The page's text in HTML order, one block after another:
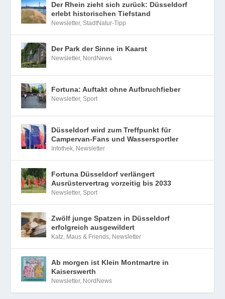
Der Rhein zieht sich zurück: Düsseldorf
erlebt historischen Tiefstand
Newsletter,StadtNatur-Tipp
Der Park der Sinne in Kaarst
Newsletter, NordNews
Fortuna: Auftakt ohne Aufbruchfieber
Newsletter,Sport
Düsseldorf wird zum Treffpunkt für
Campervan-Fans und Wassersportler
Infothek, Newsletter
Fortuna Düsseldorf verlängert
Ausrüstervertrag vorzeitig bis 2033
Newsletter,Sport
Zwölf junge Spatzen in Düsseldorf
erfolgreich ausgewildert
Katz, Maus & Friends, Newsletter
Ab morgen ist Klein Montmartre in
Kaiserswerth
Newsletter, NordNews